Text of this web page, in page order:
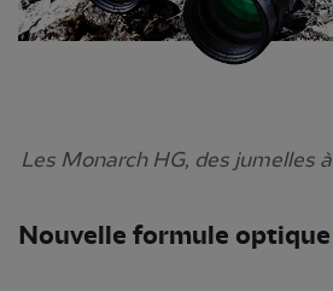
Les Monarch HG, des jumelles
Nouvelle formule optique